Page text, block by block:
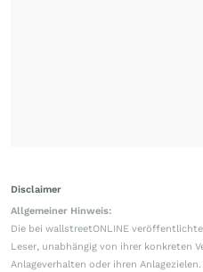
Disclaimer
Allgemeiner Hinweis:
Die bei wallstreetONLINE
Leser, unabhängig von ihrer konkreten
Anlageverhalten oder ihren